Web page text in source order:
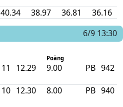
40.34 38.97 36.81 36.16
6/9 13:30
Poäng
11 12.29 9.00 PB 942
10 12.30 8.00 PB 940